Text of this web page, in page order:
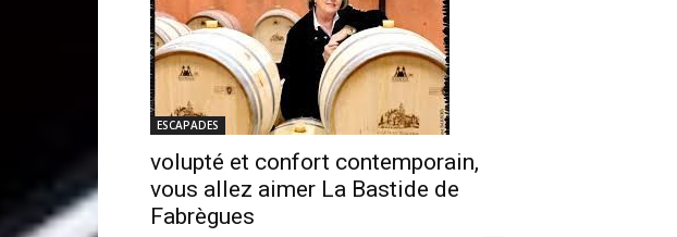
ESCAPADES
volupté et confort contemporain,
vous allez aimer La Bastide de
Fabrègues